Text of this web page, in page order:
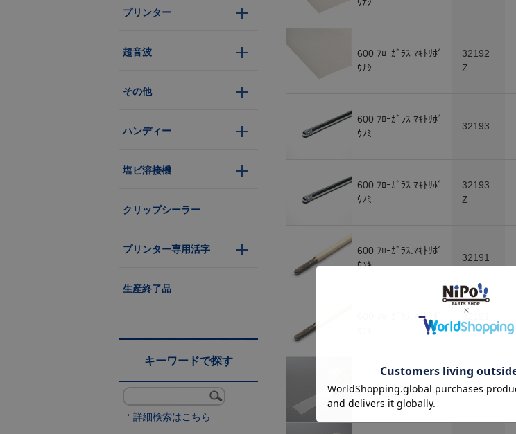
600 ﾌﾛｰｶﾞﾗｽ ﾏｷﾄﾘﾎﾞ
ｳﾅｼ
32192
Z
600 ﾌﾛｰｶﾞﾗｽ ﾏｷﾄﾘﾎﾞ
ｳﾉﾐ
32193
600 ﾌﾛｰｶﾞﾗｽ ﾏｷﾄﾘﾎﾞ
ｳﾉﾐ
32193
Z
600 ﾌﾛｰｶﾞﾗｽ.ﾏｷﾄﾘﾎﾞ
ｳﾂｷ
32191
600 ﾌﾛｰｶﾞﾗｽ.ﾏｷﾄﾘﾎﾞ
32191
Z
ｶﾞﾗｽﾃｰﾌﾟ 25ﾐﾘx5M 39434
プリンター
超音波
その他
ハンディー
塩ビ溶接機
クリップシーラー
プリンター専用活字
生産終了品
キーワードで探す
詳細検索はこちら